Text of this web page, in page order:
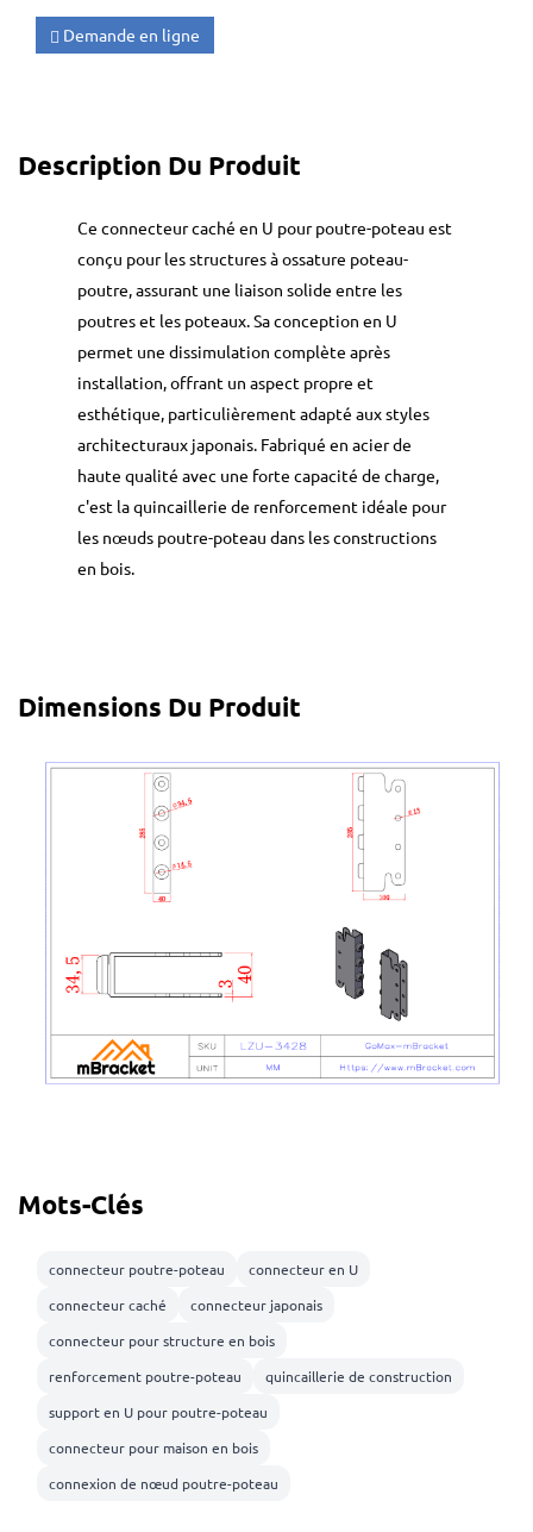
Demande en ligne
Description Du Produit
Ce connecteur caché en U pour poutre-poteau est
conçu pour les structures à ossature poteau-
poutre, assurant une liaison solide entre les
poutres et les poteaux. Sa conception en U
permet une dissimulation complète après
installation, offrant un aspect propre et
esthétique, particulièrement adapté aux styles
architecturaux japonais. Fabriqué en acier de
haute qualité avec une forte capacité de charge,
c'est la quincaillerie de renforcement idéale pour
les nœuds poutre-poteau dans les constructions
en bois.
Dimensions Du Produit
Mots-Clés
connecteur poutre-poteau
connecteur en U
connecteur caché
connecteur japonais
connecteur pour structure en bois
renforcement poutre-poteau
quincaillerie de construction
support en U pour poutre-poteau
connecteur pour maison en bois
connexion de nœud poutre-poteau